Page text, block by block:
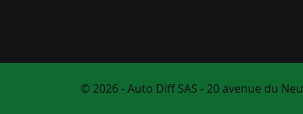
© 2026 - Auto Diff SAS - 20 avenue du